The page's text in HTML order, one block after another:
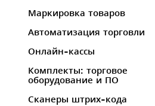
Маркировка товаров
Автоматизация торговли
Онлайн-кассы
Комплекты: торговое
оборудование и ПО
Сканеры штрих-кода